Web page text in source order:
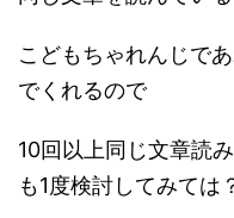
こどもちゃれんじで
でくれるので
10回以上同じ文章読
も1度検討してみては